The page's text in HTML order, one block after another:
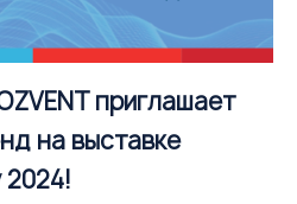
приглашает
на выставке